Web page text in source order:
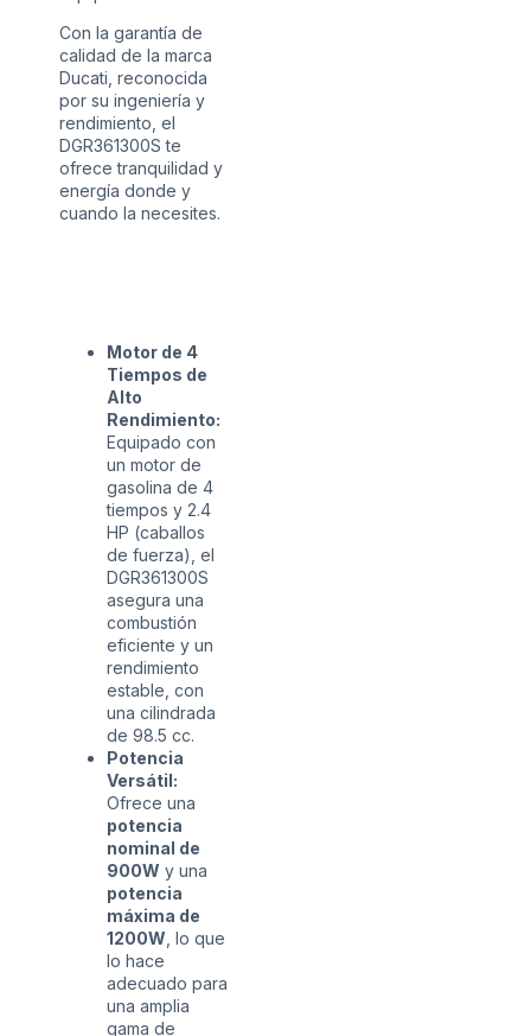
Con la garantía de
calidad de la marca
Ducati, reconocida
por su ingeniería y
rendimiento, el
DGR361300S te
ofrece tranquilidad y
energía donde y
cuando la necesites.
Motor de 4
Tiempos de
Alto
Rendimiento:
Equipado con
un motor de
gasolina de 4
tiempos y 2.4
HP (caballos
de fuerza), el
DGR361300S
asegura una
combustión
eficiente y un
rendimiento
estable, con
una cilindrada
de 98.5 cc.
Potencia
Versátil:
Ofrece una
potencia
nominal de
900W y una
potencia
máxima de
1200W , lo que
lo hace
adecuado para
una amplia
gama de